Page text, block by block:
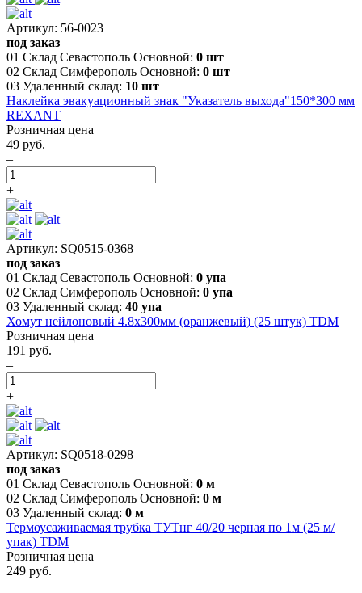
Артикул: 56-0023
под заказ
01 Склад Севастополь Основной: 0 шт
02 Склад Симферополь Основной: 0 шт
03 Удаленный склад: 10 шт
Наклейка эвакуационный знак "Указатель выхода"150*300 мм
REXANT
Розничная цена
49 руб.
–
+
Артикул: SQ0515-0368
под заказ
01 Склад Севастополь Основной: 0 упа
02 Склад Симферополь Основной: 0 упа
03 Удаленный склад: 40 упа
Хомут нейлоновый 4.8х300мм (оранжевый) (25 штук) TDM
Розничная цена
191 руб.
–
+
Артикул: SQ0518-0298
под заказ
01 Склад Севастополь Основной: 0 м
02 Склад Симферополь Основной: 0 м
03 Удаленный склад: 0 м
Термоусаживаемая трубка ТУТнг 40/20 черная по 1м (25 м/
упак) TDM
Розничная цена
249 руб.
–